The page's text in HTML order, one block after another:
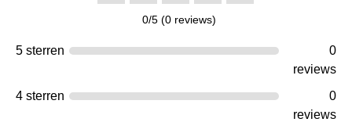
0/5 (0 reviews)
5 sterren
0
reviews
4 sterren
0
reviews